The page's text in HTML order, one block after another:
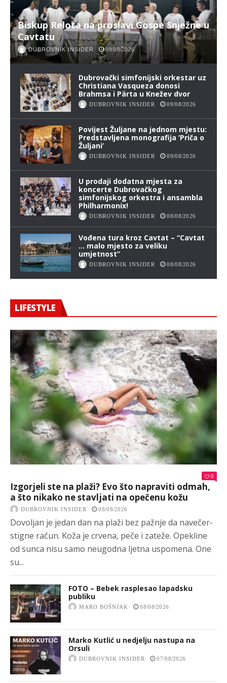
Biskup Relota na proslavi Gospe Snježne u
Cavtatu
DUBROVNIK INSIDER 09/08/2026
Dubrovački simfonijski orkestar uz
Christiana Vasqueza donosi
Brahmsa i Pärta u Knežev dvor
DUBROVNIK INSIDER 09/08/2026
Povijest Žuljane na jednom mjestu:
Predstavljena monografija ‘Priča o
Žuljani’
DUBROVNIK INSIDER 09/08/2026
U prodaji dodatna mjesta za
koncerte Dubrovačkog
simfonijskog orkestra i ansambla
Philharmonix!
DUBROVNIK INSIDER 08/08/2026
Vođena tura kroz Cavtat – “Cavtat
… malo mjesto za veliku
umjetnost”
DUBROVNIK INSIDER 08/08/2026
LIFESTYLE
0
Izgorjeli ste na plaži? Evo što napraviti odmah,
a što nikako ne stavljati na opečenu kožu
DUBROVNIK INSIDER 08/08/2026
Dovoljan je jedan dan na plaži bez pažnje da navečer-
stigne račun. Koža je crvena, peče i zateže. Opekline
od sunca nisu samo neugodna ljetna uspomena. One
su...
FOTO – Bebek rasplesao lapadsku
publiku
MARO BOŠNJAK 08/08/2026
Marko Kutlić u nedjelju nastupa na
Orsuli
DUBROVNIK INSIDER 07/08/2026